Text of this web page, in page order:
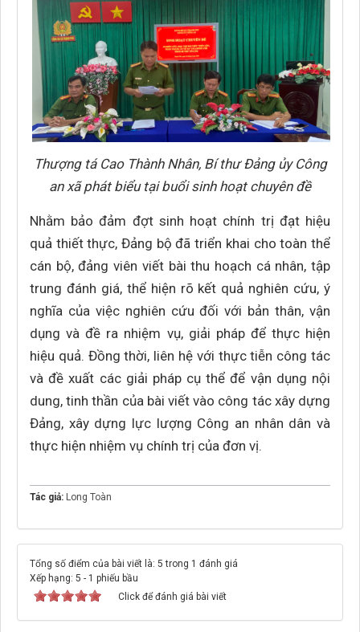
Thượng tá Cao Thành Nhân, Bí thư Đảng ủy Công
an xã phát biểu tại buổi sinh hoạt chuyên đề
Nhằm bảo đảm đợt sinh hoạt chính trị đạt hiệu
quả thiết thực, Đảng bộ đã triển khai cho toàn thể
cán bộ, đảng viên viết bài thu hoạch cá nhân, tập
trung đánh giá, thể hiện rõ kết quả nghiên cứu, ý
nghĩa của việc nghiên cứu đối với bản thân, vận
dụng và đề ra nhiệm vụ, giải pháp để thực hiện
hiệu quả. Đồng thời, liên hệ với thực tiễn công tác
và đề xuất các giải pháp cụ thể để vận dụng nội
dung, tinh thần của bài viết vào công tác xây dựng
Đảng, xây dựng lực lượng Công an nhân dân và
thực hiện nhiệm vụ chính trị của đơn vị.
Tác giả: Long Toàn
Tổng số điểm của bài viết là: 5 trong 1 đánh giá
Xếp hạng: 5 - 1 phiếu bầu
Click để đánh giá bài viết